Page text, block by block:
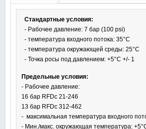
Стандартные условия:
- Рабочее давление: 7 бар (100 psi)
- температура входного потока: 35°C
- температура окружающей среды: 25°C
- Точка росы под давлением: +5°C +/- 1
Предельные условия:
- Рабочее давление:
16 бар RFDc 21-246
13 бар RFDc 312-462
- максимальная температура входного
- Мин./макс. окружающая температура: